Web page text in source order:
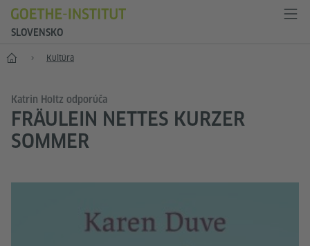
SLOVENSKO
Štart Kultúra
Katrin Holtz odporúča
FRÄULEIN NETTES KURZER
SOMMER